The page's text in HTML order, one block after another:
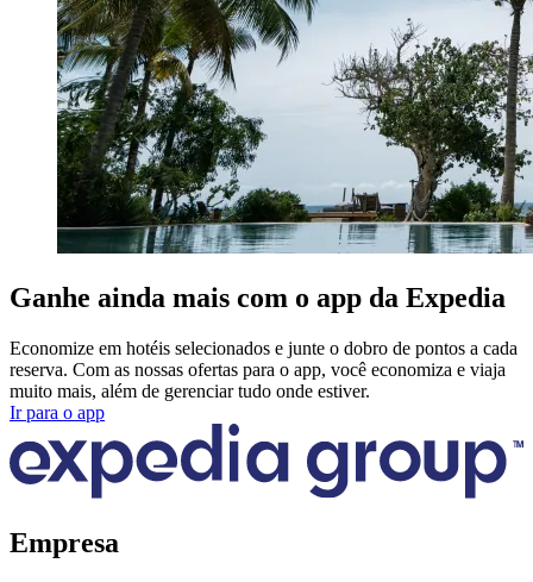
Ganhe ainda mais com o app da Expedia
Economize em hotéis selecionados e junte o dobro de pontos a cada
reserva. Com as nossas ofertas para o app, você economiza e viaja
muito mais, além de gerenciar tudo onde estiver.
Ir para o app
Empresa